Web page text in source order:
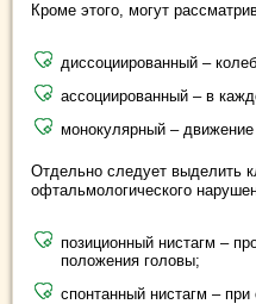
Кроме этого, могут
диссоциированный –
ассоциированный – в
монокулярный – движение
Отдельно следует выделить
офтальмологического
позиционный нистагм –
положения головы;
спонтанный нистагм –